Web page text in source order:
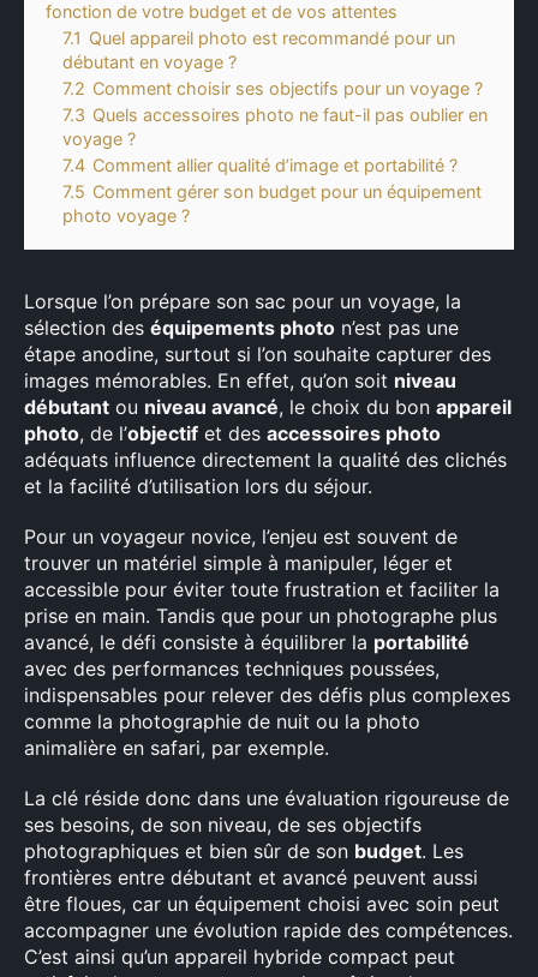
fonction de votre budget et de vos attentes
7.1 Quel appareil photo est recommandé pour un
débutant en voyage ?
7.2 Comment choisir ses objectifs pour un voyage ?
7.3 Quels accessoires photo ne faut-il pas oublier en
voyage ?
7.4 Comment allier qualité d’image et portabilité ?
7.5 Comment gérer son budget pour un équipement
photo voyage ?
Lorsque l’on prépare son sac pour un voyage, la
sélection des équipements photo n’est pas une
étape anodine, surtout si l’on souhaite capturer des
images mémorables. En effet, qu’on soit niveau
débutant ou niveau avancé, le choix du bon appareil
photo, de l’objectif et des accessoires photo
adéquats influence directement la qualité des clichés
et la facilité d’utilisation lors du séjour.
Pour un voyageur novice, l’enjeu est souvent de
trouver un matériel simple à manipuler, léger et
accessible pour éviter toute frustration et faciliter la
prise en main. Tandis que pour un photographe plus
avancé, le défi consiste à équilibrer la portabilité
avec des performances techniques poussées,
indispensables pour relever des défis plus complexes
comme la photographie de nuit ou la photo
animalière en safari, par exemple.
La clé réside donc dans une évaluation rigoureuse de
ses besoins, de son niveau, de ses objectifs
photographiques et bien sûr de son budget. Les
frontières entre débutant et avancé peuvent aussi
être floues, car un équipement choisi avec soin peut
accompagner une évolution rapide des compétences.
C’est ainsi qu’un appareil hybride compact peut